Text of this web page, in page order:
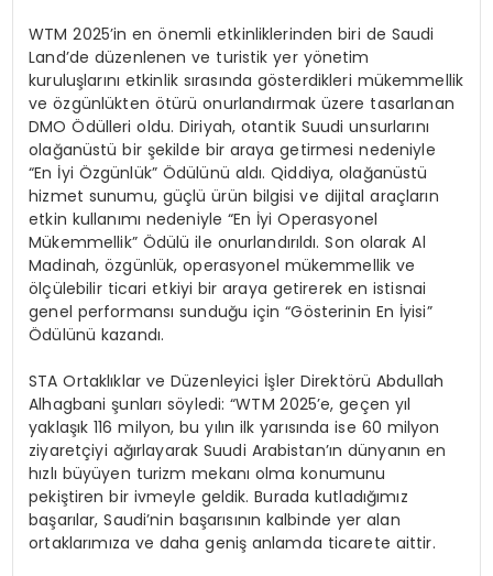
WTM 2025’in en önemli etkinliklerinden biri de Saudi
Land’de düzenlenen ve turistik yer yönetim
kuruluşlarını etkinlik sırasında gösterdikleri mükemmellik
ve özgünlükten ötürü onurlandırmak üzere tasarlanan
DMO Ödülleri oldu. Diriyah, otantik Suudi unsurlarını
olağanüstü bir şekilde bir araya getirmesi nedeniyle
“En İyi Özgünlük” Ödülünü aldı. Qiddiya, olağanüstü
hizmet sunumu, güçlü ürün bilgisi ve dijital araçların
etkin kullanımı nedeniyle “En İyi Operasyonel
Mükemmellik” Ödülü ile onurlandırıldı. Son olarak Al
Madinah, özgünlük, operasyonel mükemmellik ve
ölçülebilir ticari etkiyi bir araya getirerek en istisnai
genel performansı sunduğu için “Gösterinin En İyisi”
Ödülünü kazandı.
STA Ortaklıklar ve Düzenleyici İşler Direktörü Abdullah
Alhagbani şunları söyledi:“WTM 2025’e, geçen yıl
yaklaşık 116 milyon, bu yılın ilk yarısında ise 60 milyon
ziyaretçiyi ağırlayarak Suudi Arabistan’ın dünyanın en
hızlı büyüyen turizmmekanı olma konumunu
pekiştiren bir ivmeyle geldik. Burada kutladığımız
başarılar,Saudi’nin başarısının kalbinde yer alan
ortaklarımıza ve daha geniş anlamda ticarete aittir.